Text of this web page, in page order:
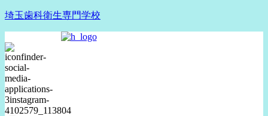
埼玉歯科衛生専門学校